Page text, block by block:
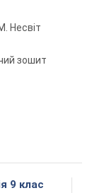
Несвіт
зошит
9 клас